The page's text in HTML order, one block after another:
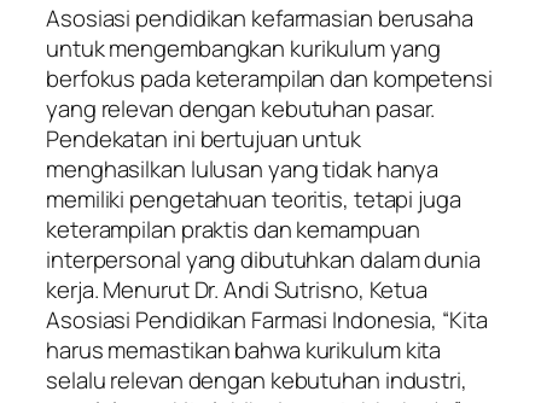
Asosiasi pendidikan kefarmasian berusaha
untuk mengembangkan kurikulum yang
berfokus pada keterampilan dan kompetensi
yang relevan dengan kebutuhan pasar.
Pendekatan ini bertujuan untuk
menghasilkan lulusan yang tidak hanya
memiliki pengetahuan teoritis, tetapi juga
keterampilan praktis dan kemampuan
interpersonal yang dibutuhkan dalam dunia
kerja. Menurut Dr. Andi Sutrisno, Ketua
Asosiasi Pendidikan Farmasi Indonesia, “Kita
harus memastikan bahwa kurikulum kita
selalu relevan dengan kebutuhan industri,